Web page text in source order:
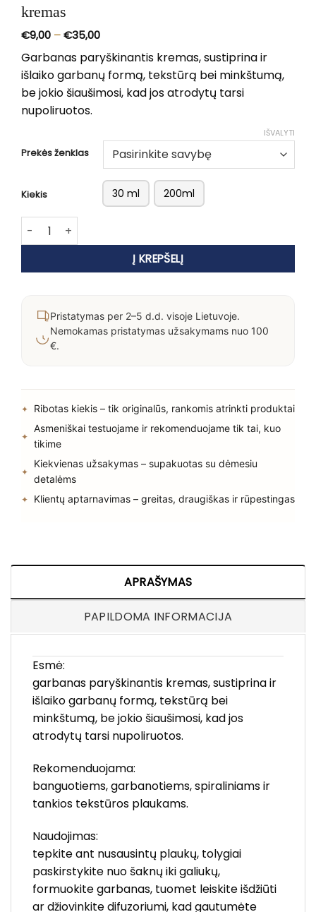
kremas
€9,00 –€35,00Price
€9,00
through
€35,00
Garbanas paryškinantis kremas, sustiprina ir
išlaiko garbanų formą, tekstūrą bei minkštumą,
be jokio šiaušimosi, kad jos atrodytų tarsi
nupoliruotos.
Prekės ženklas
Kiekis 30 ml 200ml
IŠVALYTI
produkto kiekis: evo total recoil stiprios fiksacijos
Į KREPŠELĮ
Pristatymas per 2–5 d.d. visoje Lietuvoje.
Nemokamas pristatymas užsakymams nuo 100
€.
Ribotas kiekis – tik originalūs, rankomis atrinkti produktai
Asmeniškai testuojame ir rekomenduojame tik tai, kuo
tikime
Kiekvienas užsakymas – supakuotas su dėmesiu
detalėms
Klientų aptarnavimas – greitas, draugiškas ir rūpestingas
APRAŠYMAS
PAPILDOMA INFORMACIJA
Esmė:
garbanas paryškinantis kremas, sustiprina ir
išlaiko garbanų formą, tekstūrą bei
minkštumą, be jokio šiaušimosi, kad jos
atrodytų tarsi nupoliruotos.
Rekomenduojama:
banguotiems, garbanotiems, spiraliniams ir
tankios tekstūros plaukams.
Naudojimas:
tepkite ant nusausintų plaukų, tolygiai
paskirstykite nuo šaknų iki galiukų,
formuokite garbanas, tuomet leiskite išdžiūti
ar džiovinkite difuzoriumi, kad gautumėte